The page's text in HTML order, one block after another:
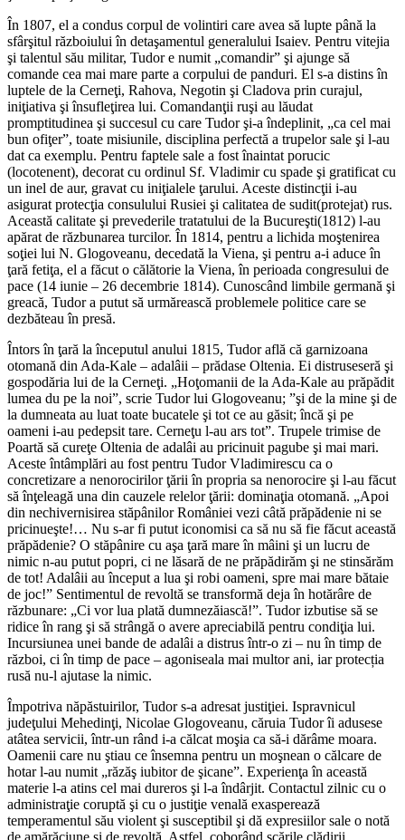
În 1807, el a condus corpul de volintiri care avea să lupte până la
sfârşitul războiului în detaşamentul generalului Isaiev. Pentru vitejia
şi talentul său militar, Tudor e numit „comandir” şi ajunge să
comande cea mai mare parte a corpului de panduri. El s-a distins în
luptele de la Cerneţi, Rahova, Negotin şi Cladova prin curajul,
iniţiativa şi însufleţirea lui. Comandanţii ruşi au lăudat
promptitudinea şi succesul cu care Tudor şi-a îndeplinit, „ca cel mai
bun ofiţer”, toate misiunile, disciplina perfectă a trupelor sale şi l-au
dat ca exemplu. Pentru faptele sale a fost înaintat porucic
(locotenent), decorat cu ordinul Sf. Vladimir cu spade şi gratificat cu
un inel de aur, gravat cu iniţialele ţarului. Aceste distincţii i-au
asigurat protecţia consulului Rusiei şi calitatea de sudit(protejat) rus.
Această calitate şi prevederile tratatului de la Bucureşti(1812) l-au
apărat de răzbunarea turcilor. În 1814, pentru a lichida moştenirea
soţiei lui N. Glogoveanu, decedată la Viena, şi pentru a-i aduce în
ţară fetiţa, el a făcut o călătorie la Viena, în perioada congresului de
pace (14 iunie – 26 decembrie 1814). Cunoscând limbile germană şi
greacă, Tudor a putut să urmărească problemele politice care se
dezbăteau în presă.
Întors în ţară la începutul anului 1815, Tudor află că garnizoana
otomană din Ada-Kale – adalâii – prădase Oltenia. Ei distruseseră şi
gospodăria lui de la Cerneţi. „Hoţomanii de la Ada-Kale au prăpădit
lumea du pe la noi”, scrie Tudor lui Glogoveanu; ”şi de la mine şi de
la dumneata au luat toate bucatele şi tot ce au găsit; încă şi pe
oameni i-au pedepsit tare. Cerneţu l-au ars tot”. Trupele trimise de
Poartă să cureţe Oltenia de adalâi au pricinuit pagube şi mai mari.
Aceste întâmplări au fost pentru Tudor Vladimirescu ca o
concretizare a nenorocirilor ţării în propria sa nenorocire şi l-au făcut
să înţeleagă una din cauzele relelor ţării: dominaţia otomană. „Apoi
din nechivernisirea stăpânilor României vezi câtă prăpădenie ni se
pricinueşte!… Nu s-ar fi putut iconomisi ca să nu să fie făcut această
prăpădenie? O stăpânire cu aşa ţară mare în mâini şi un lucru de
nimic n-au putut popri, ci ne lăsară de ne prăpădirăm şi ne stinsărăm
de tot! Adalâii au început a lua şi robi oameni, spre mai mare bătaie
de joc!” Sentimentul de revoltă se transformă deja în hotărâre de
răzbunare: „Ci vor lua plată dumnezăiască!”. Tudor izbutise să se
ridice în rang şi să strângă o avere apreciabilă pentru condiţia lui.
Incursiunea unei bande de adalâi a distrus într-o zi – nu în timp de
război, ci în timp de pace – agoniseala mai multor ani, iar protecția
rusă nu-l ajutase la nimic.
Împotriva năpăstuirilor, Tudor s-a adresat justiţiei. Ispravnicul
judeţului Mehedinţi, Nicolae Glogoveanu, căruia Tudor îi adusese
atâtea servicii, într-un rând i-a călcat moşia ca să-i dărâme moara.
Oamenii care nu ştiau ce însemna pentru un moşnean o călcare de
hotar l-au numit „răzăş iubitor de şicane”. Experienţa în această
materie l-a atins cel mai dureros şi l-a îndârjit. Contactul zilnic cu o
administraţie coruptă şi cu o justiţie venală exasperează
temperamentul său violent şi susceptibil şi dă expresiilor sale o notă
de amărăciune şi de revoltă. Astfel, coborând scările clădirii